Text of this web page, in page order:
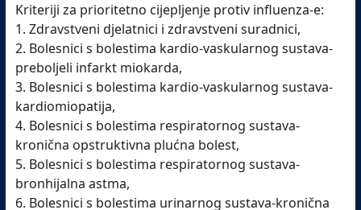
Kriteriji za prioritetno cijepljenje protiv influenza-e:
1. Zdravstveni djelatnici i zdravstveni suradnici,
2. Bolesnici s bolestima kardio-vaskularnog sustava-
preboljeli infarkt miokarda,
3. Bolesnici s bolestima kardio-vaskularnog sustava-
kardiomiopatija,
4. Bolesnici s bolestima respiratornog sustava-
kronična opstruktivna plućna bolest,
5. Bolesnici s bolestima respiratornog sustava-
bronhijalna astma,
6. Bolesnici s bolestima urinarnog sustava-kronična